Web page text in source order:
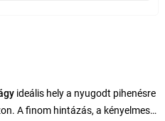
ideális hely a nyugodt pihenésre
A finom hintázás, a kényelmes